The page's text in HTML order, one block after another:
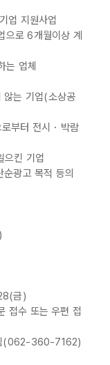
업 지원사업
으로 6개월이상 계
는 업체
않는 기업(소상공
부터 전시・박람
으킨 기업
광고 목적 등의
금)
접수 또는 우편 접
(062-360-7162)